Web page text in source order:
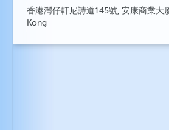
香港灣仔軒尼詩道145號, 安康商業大
Kong